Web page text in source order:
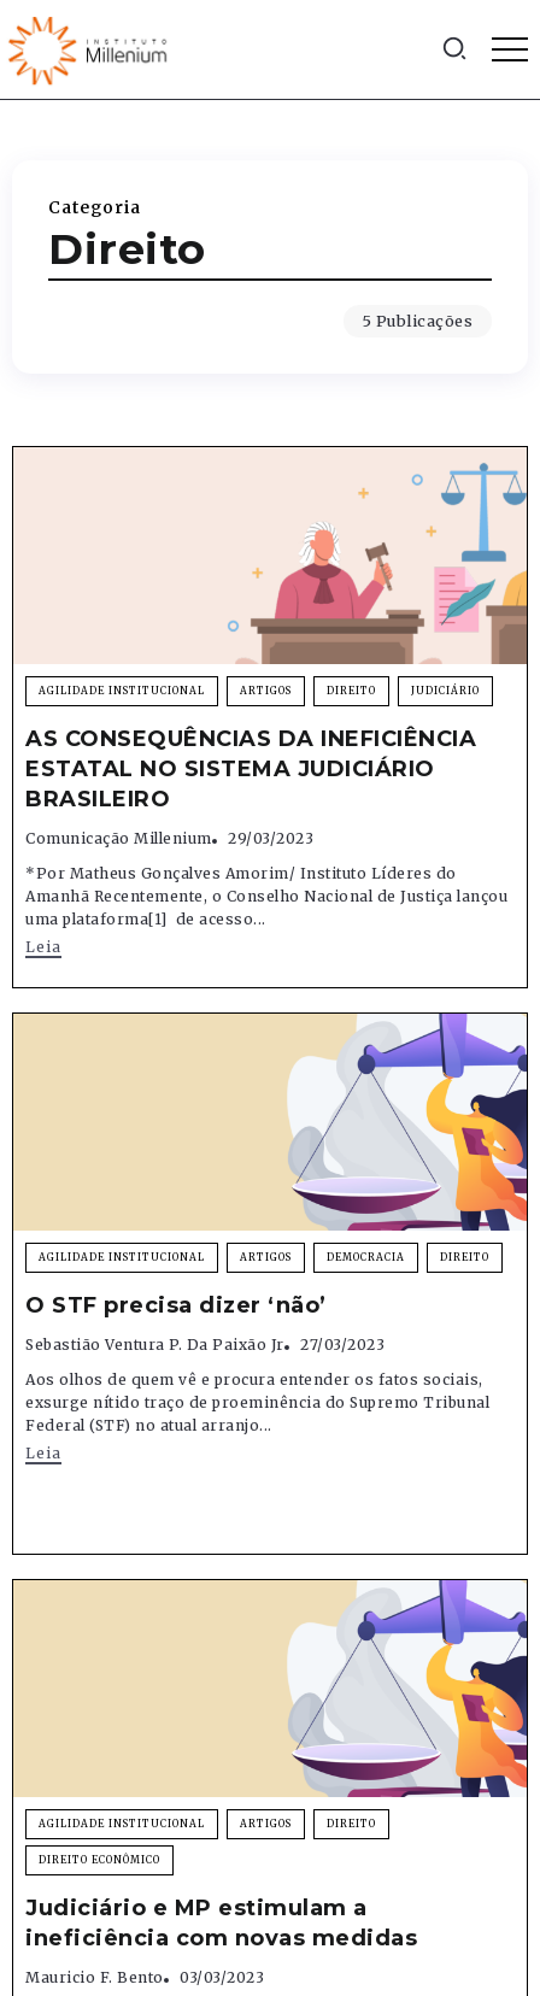
Categoria
Direito
5 Publicações
AGILIDADE INSTITUCIONAL ARTIGOS DIREITO JUDICIÁRIO
AS CONSEQUÊNCIAS DA INEFICIÊNCIA
ESTATAL NO SISTEMA JUDICIÁRIO
BRASILEIRO
Comunicação Millenium
29/03/2023
*Por Matheus Gonçalves Amorim/ Instituto Líderes do
Amanhã Recentemente, o Conselho Nacional de Justiça lançou
uma plataforma[1] de acesso...
Leia
AGILIDADE INSTITUCIONAL ARTIGOS DEMOCRACIA DIREITO
O STF precisa dizer ‘não’
Sebastião Ventura P. Da Paixão Jr
27/03/2023
Aos olhos de quem vê e procura entender os fatos sociais,
exsurge nítido traço de proeminência do Supremo Tribunal
Federal (STF) no atual arranjo...
Leia
AGILIDADE INSTITUCIONAL ARTIGOS DIREITO
DIREITO ECONÔMICO
Judiciário e MP estimulam a
ineficiência com novas medidas
Mauricio F. Bento
03/03/2023